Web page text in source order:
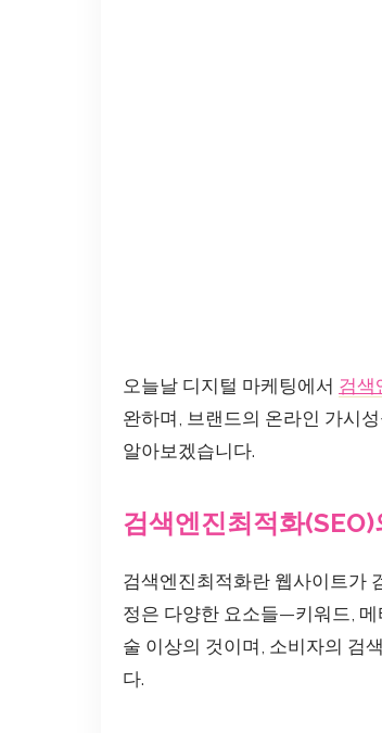
오늘날 디지털 마케팅에서 검색
완하며, 브랜드의 온라인 가시
알아보겠습니다.
검색엔진최적화(SEO)
검색엔진최적화란 웹사이트가
정은 다양한 요소들—키워드,
술 이상의 것이며, 소비자의 검
다.